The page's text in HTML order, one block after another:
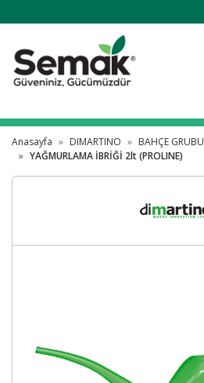
Anasayfa DIMARTINO BAHÇE GRUBU
YAĞMURLAMA İBRİĞİ 2lt (PROLINE)